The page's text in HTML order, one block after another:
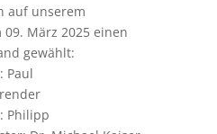
auf unserem
März 2025 einen
gewählt:
Paul
Philipp